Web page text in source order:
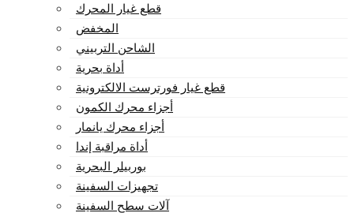
قطع غيار المحرك
المخفض
الشاحن التربيني
أداة بحرية
قطع غيار فورترست الالكترونية
أجزاء محرك الكمون
أجزاء محرك يانمار
أداة مراقبة إندا
بوربيلر البحرية
تجهيزات السفينة
آلات سطح السفينة